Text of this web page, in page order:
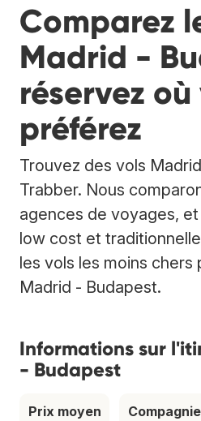
Comparez
Madrid -
réservez où
préférez
Trouvez des vols
Trabber. Nous
agences de voyages,
low cost et
les vols les moins chers
Madrid - Budapest.
Informations sur
- Budapest
Prix moyen